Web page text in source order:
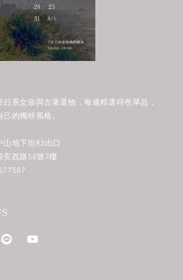
日系女裝與古著選物，每週精選特色單品，
的獨特風格。
地下街R3出口
安西路58號7樓